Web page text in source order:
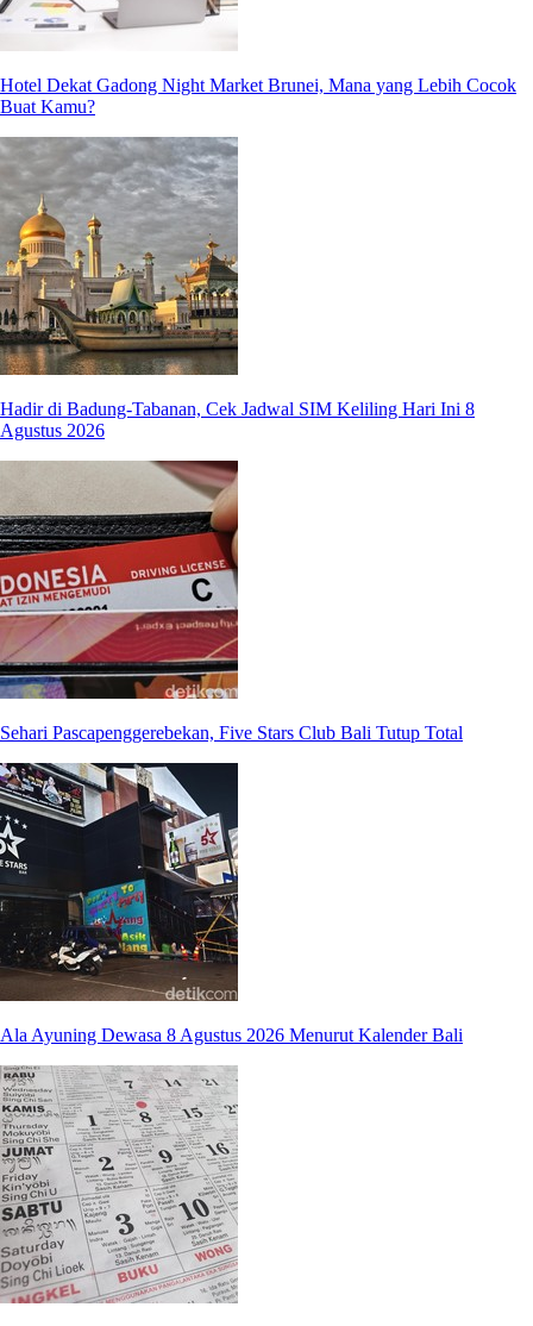
Hotel Dekat Gadong Night Market Brunei, Mana yang Lebih Cocok
Buat Kamu?
Hadir di Badung-Tabanan, Cek Jadwal SIM Keliling Hari Ini 8
Agustus 2026
Sehari Pascapenggerebekan, Five Stars Club Bali Tutup Total
Ala Ayuning Dewasa 8 Agustus 2026 Menurut Kalender Bali